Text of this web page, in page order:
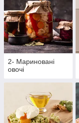
2- Мариновані
овочі